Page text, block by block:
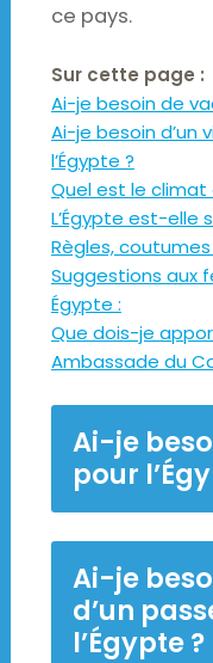
ce pays.
Sur cette page :
Ai-je besoin de
Ai-je besoin d’un
l’Égypte ?
Quel est le climat
L’Égypte est-elle
Règles,
Suggestions aux
Égypte :
Que dois-je
Ambassade du
Ai-je
pour
Ai-je
d’un
l’Égypte ?